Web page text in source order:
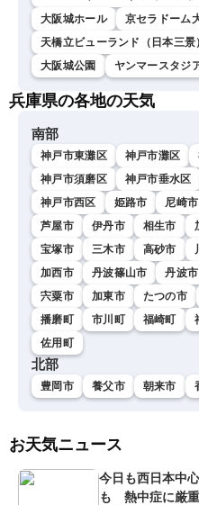
大阪城ホール
京セラドーム
天橋立ビューランド（日本三景
大阪城公園
ヤンマースタジ
兵庫県の各地の天気
南部
神戸市東灘区 神戸市灘区
神戸市須磨区
神戸市垂水区
神戸市西区
姫路市 尼崎市
芦屋市
伊丹市 相生市
宝塚市
三木市 高砂市
加西市
丹波篠山市 丹波市
宍粟市
加東市 たつの市
播磨町
市川町 福崎町
佐用町
北部
豊岡市 養父市 朝来市
お天気ニュース
今日も西日本中
も 熱中症に厳